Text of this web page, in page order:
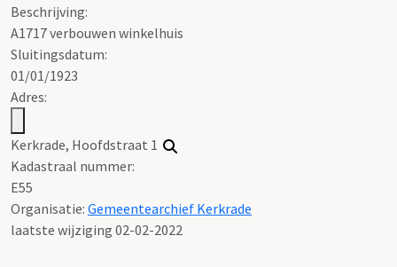
Beschrijving:
A1717 verbouwen winkelhuis
Sluitingsdatum:
01/01/1923
Adres:
Kerkrade, Hoofdstraat 1
Kadastraal nummer:
E55
Organisatie: Gemeentearchief Kerkrade
laatste wijziging 02-02-2022